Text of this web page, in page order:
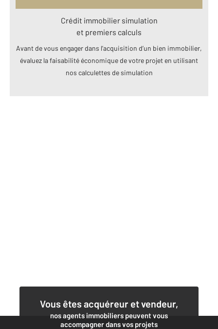
Crédit immobilier simulation
et premiers calculs
Avant de vous engager dans l’acquisition d’un bien immobilier,
évaluez la faisabilité économique de votre projet en utilisant
nos calculettes de simulation
Vous êtes acquéreur et vendeur,
nos agents immobiliers peuvent vous
accompagner dans vos projets